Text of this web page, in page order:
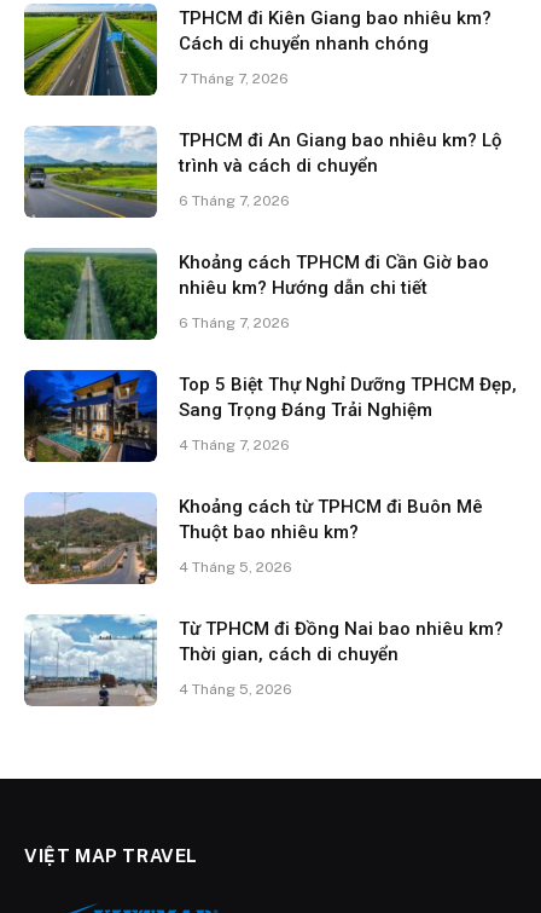
TPHCM đi Kiên Giang bao nhiêu km?
Cách di chuyển nhanh chóng
7 Tháng 7, 2026
TPHCM đi An Giang bao nhiêu km? Lộ
trình và cách di chuyển
6 Tháng 7, 2026
Khoảng cách TPHCM đi Cần Giờ bao
nhiêu km? Hướng dẫn chi tiết
6 Tháng 7, 2026
Top 5 Biệt Thự Nghỉ Dưỡng TPHCM Đẹp,
Sang Trọng Đáng Trải Nghiệm
4 Tháng 7, 2026
Khoảng cách từ TPHCM đi Buôn Mê
Thuột bao nhiêu km?
4 Tháng 5, 2026
Từ TPHCM đi Đồng Nai bao nhiêu km?
Thời gian, cách di chuyển
4 Tháng 5, 2026
VIỆT MAP TRAVEL